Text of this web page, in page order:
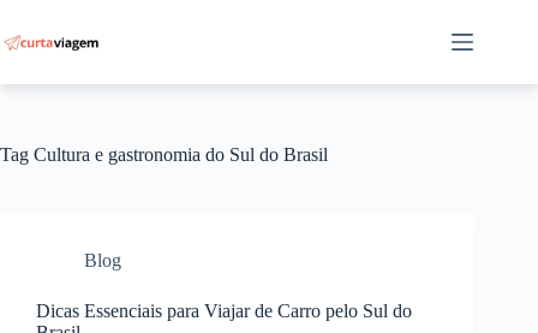
para
o
Tag Cultura e gastronomia do Sul do Brasil
Blog
Dicas Essenciais para Viajar de Carro pelo Sul do